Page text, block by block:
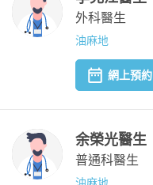
外科醫生
油麻地
網上預約
余榮光醫生
普通科醫生
油麻地